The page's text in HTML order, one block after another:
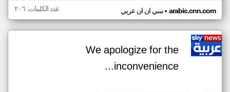
سي ان ان عربي• arabic.cnn.com عدد الكلمات: ٢٠٦
We apologize for the
inconvenience...